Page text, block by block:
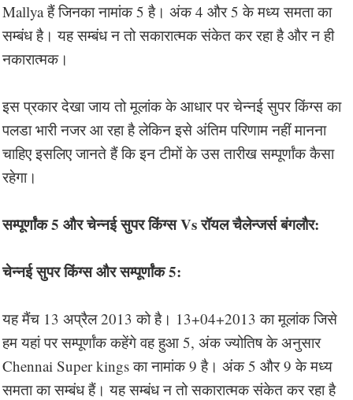
Mallya हैं जिनका नामांक 5 है। अंक 4 और 5 के मध्य समता का
सम्बंध है। यह सम्बंध न तो सकारात्मक संकेत कर रहा है और न ही
नकारात्मक।
इस प्रकार देखा जाय तो मूलांक के आधार पर चेन्नई सुपर किंग्स का
पलडा भारी नजर आ रहा है लेकिन इसे अंतिम परिणाम नहीं मानना
चाहिए इसलिए जानते हैं कि इन टीमों के उस तारीख सम्पूर्णांक कैसा
रहेगा।
सम्पूर्णांक 5 और चेन्नई सुपर किंग्स Vs रॉयल चैलेन्जर्स बंगलौर:
चेन्नई सुपर किंग्स और सम्पूर्णांक 5:
यह मैंच 13 अप्रैल 2013 को है। 13+04+2013 का मूलांक जिसे
हम यहां पर सम्पूर्णांक कहेंगे वह हुआ 5, अंक ज्योतिष के अनुसार
Chennai Super kings का नामांक 9 है। अंक 5 और 9 के मध्य
समता का सम्बंध हैं। यह सम्बंध न तो सकारात्मक संकेत कर रहा है